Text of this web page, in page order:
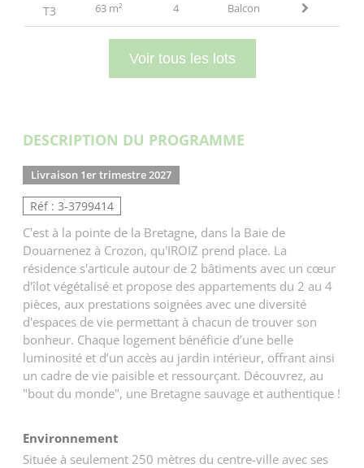
T3 63 m² 4 Balcon
Voir tous les lots
DESCRIPTION DU PROGRAMME
Livraison 1er trimestre 2027
Réf : 3-3799414
C'est à la pointe de la Bretagne, dans la Baie de
Douarnenez à Crozon, qu'IROIZ prend place. La
résidence s'articule autour de 2 bâtiments avec un cœur
d'îlot végétalisé et propose des appartements du 2 au 4
pièces, aux prestations soignées avec une diversité
d'espaces de vie permettant à chacun de trouver son
bonheur. Chaque logement bénéficie d’une belle
luminosité et d’un accès au jardin intérieur, offrant ainsi
un cadre de vie paisible et ressourçant. Découvrez, au
"bout du monde", une Bretagne sauvage et authentique !
Environnement
Située à seulement 250 mètres du centre-ville avec ses